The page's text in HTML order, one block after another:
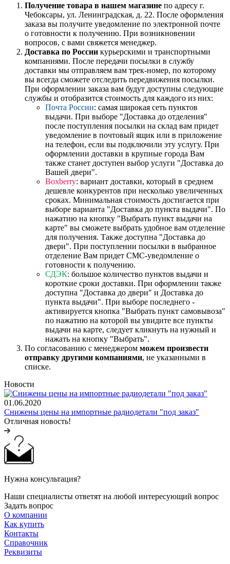
Получение товара в нашем магазине по адресу г.
Чебоксары, ул. Ленинградская, д. 22. После оформления
заказа вы получите уведомление по электронной почте
о готовности к получению. При возникновении
вопросов, с вами свяжется менеджер.
Доставка по России курьерскими и транспортными
компаниями. После передачи посылки в службу
доставки мы отправляем вам трек-номер, по которому
вы всегда сможете отследить передвижения посылки.
При оформлении заказа вам будут доступны следующие
службы и отобразится стоимость для каждого из них:
Почта России: самая широкая сеть пунктов
выдачи. При выборе "Доставка до отделения"
после поступления посылки на склад вам придет
уведомление в почтовый ящик или в приложение
на телефон, если вы подключили эту услугу. При
оформлении доставки в крупные города Вам
также станет доступен выбор услуги "Доставка до
Вашей двери".
Boxberry: вариант доставки, который в среднем
дешевле конкурентов при несколько увеличенных
сроках. Минимальная стоимость достигается при
выборе варианта "Доставка до пункта выдачи". По
нажатию на кнопку "Выбрать пункт выдачи на
карте" вы сможете выбрать удобное вам отделение
для получения. Также доступна "Доставка до
двери". При поступлении посылки в выбранное
отделение Вам придет СМС-уведомление о
готовности к получению.
СДЭК: большое количество пунктов выдачи и
короткие сроки доставки. При оформлении также
доступна "Доставка до двери" и Доставка до
пункта выдачи". При выборе последнего -
активируется кнопка "Выбрать пункт самовывоза"
по нажатию на которой вы увидите все пункты
выдачи на карте, следует кликнуть на нужный и
нажать на кнопку "Выбрать".
По согласованию с менеджером можем произвести
отправку другими компаниями, не указанными в
списке.
Новости
01.06.2020
Снижены цены на импортные радиодетали "под заказ"
Отличная новость!
Нужна консультация?
Наши специалисты ответят на любой интересующий вопрос
Задать вопрос
О компании
Как купить
Контакты
Справочник
Реквизиты